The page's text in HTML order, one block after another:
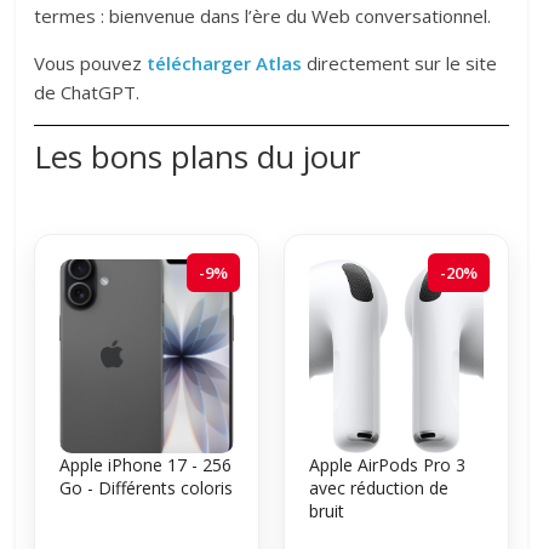
termes : bienvenue dans l’ère du Web conversationnel.
Vous pouvez télécharger Atlas directement sur le site
de ChatGPT.
Les bons plans du jour
-9%
Apple iPhone 17 - 256
Go - Différents coloris
-20%
Apple AirPods Pro 3
avec réduction de
bruit